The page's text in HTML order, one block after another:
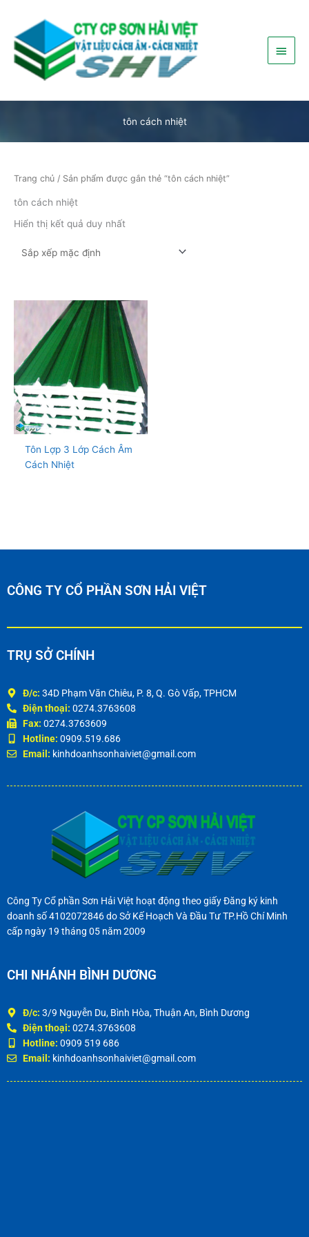
dung
chính
tôn cách nhiệt
Trang chủ / Sản phẩm được gắn thẻ “tôn cách nhiệt”
tôn cách nhiệt
Hiển thị kết quả duy nhất
Tôn Lợp 3 Lớp Cách Âm
Cách Nhiệt
CÔNG TY CỔ PHẦN SƠN HẢI VIỆT
TRỤ SỞ CHÍNH
Đ/c: 34D Phạm Văn Chiêu, P. 8, Q. Gò Vấp, TPHCM
Điện thoại: 0274.3763608
Fax: 0274.3763609
Hotline: 0909.519.686
Email: kinhdoanhsonhaiviet@gmail.com
Công Ty Cổ phần Sơn Hải Việt hoạt động theo giấy Đăng ký kinh
doanh số 4102072846 do Sở Kế Hoạch Và Đầu Tư TP.Hồ Chí Minh
cấp ngày 19 tháng 05 năm 2009
CHI NHÁNH BÌNH DƯƠNG
Đ/c: 3/9 Nguyễn Du, Bình Hòa, Thuận An, Bình Dương
Điện thoại: 0274.3763608
Hotline: 0909 519 686
Email: kinhdoanhsonhaiviet@gmail.com